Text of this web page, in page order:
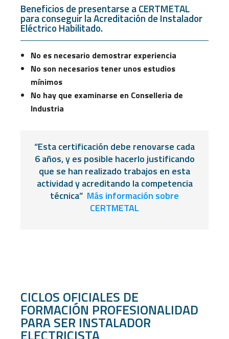
Beneficios de presentarse a CERTMETAL
para conseguir la Acreditación de Instalador
Eléctrico Habilitado.
No es necesario demostrar experiencia
No son necesarios tener unos estudios
mínimos
No hay que examinarse en Conselleria de
Industria
“Esta certificación debe renovarse cada
6 años, y es posible hacerlo justificando
que se han realizado trabajos en esta
actividad y acreditando la competencia
técnica” Más información sobre
CERTMETAL
CICLOS OFICIALES DE
FORMACIÓN PROFESIONALIDAD
PARA SER INSTALADOR